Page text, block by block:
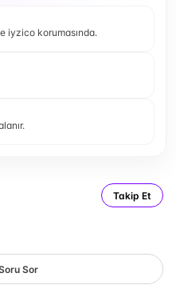
iyzico korumasında.
Takip Et
Sor